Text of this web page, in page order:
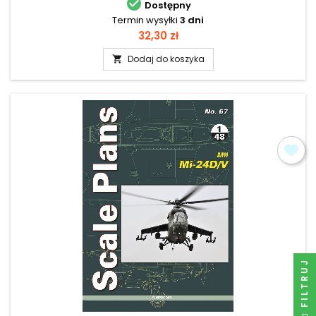
Dostępny
Termin wysyłki 3 dni
Cena
32,30 zł
 Dodaj do koszyka
FILTRUJ